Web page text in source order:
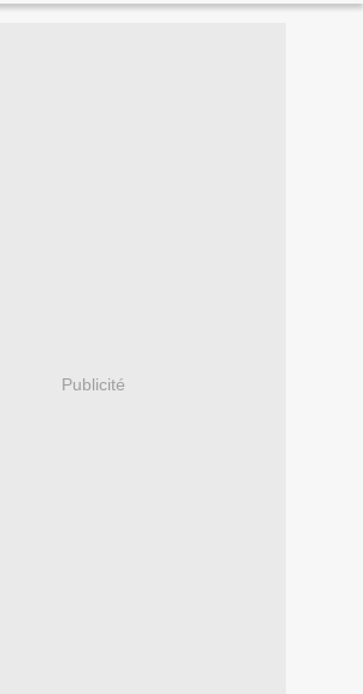
Publicité